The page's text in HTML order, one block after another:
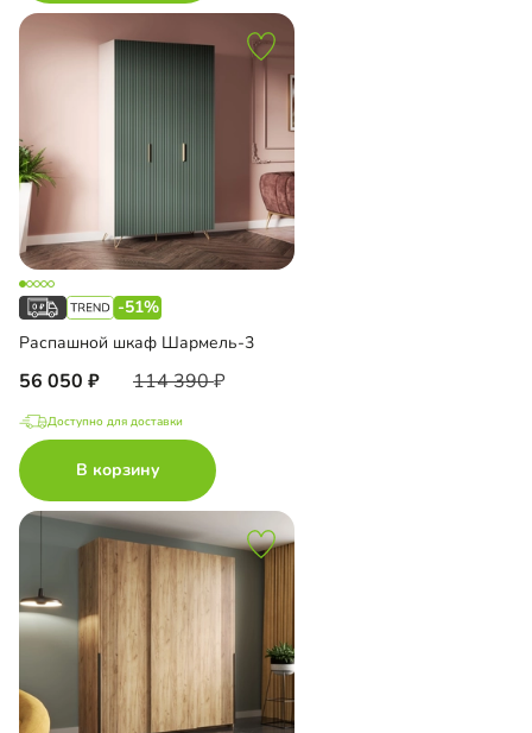
-51%
Распашной шкаф Шармель-3
56 050 114 390
Доступно для доставки
В корзину